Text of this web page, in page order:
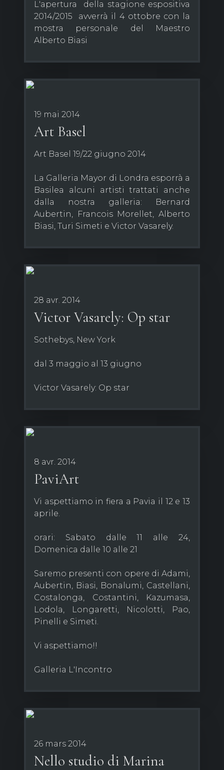
L'apertura della stagione espositiva
2014/2015 avverrà il 4 ottobre con la
mostra personale del Maestro
Alberto Biasi
19 mai 2014
Art Basel
Art Basel 19/22 giugno 2014
La Galleria Mayor di Londra esporrà a
Basilea alcuni artisti trattati anche
dalla nostra galleria: Bernard
Aubertin, Francois Morellet, Alberto
Biasi, Turi Simeti e Victor Vasarely.
28 avr. 2014
Victor Vasarely: Op star
Sothebys, New York
dal 3 maggio al 13 giugno
Victor Vasarely: Op star
8 avr. 2014
PaviArt
Vi aspettiamo in fiera a Pavia il 12 e 13
aprile.
orari: Sabato dalle 11 alle 24,
Domenica dalle 10 alle 21
Saremo presenti con opere di Adami,
Aubertin, Biasi, Bonalumi, Castellani,
Costalonga, Costantini, Kazumasa,
Lodola, Longaretti, Nicolotti, Pao,
Pinelli e Simeti.
Vi aspettiamo!!
Galleria L'Incontro
26 mars 2014
Nello studio di Marina